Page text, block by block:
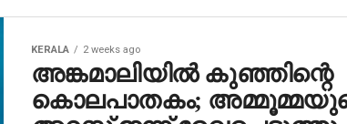
KERALA 2 weeks ago
അങ്കമാലിയില്‍ കുഞ്ഞിന്റെ
കൊലപാതകം;